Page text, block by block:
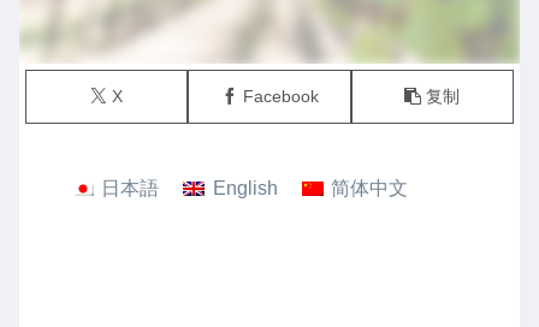
X Facebook 复制
日本語 English 简体中文